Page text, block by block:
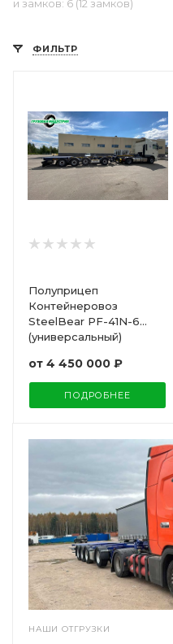
и замков: 6 (12 замков)
ФИЛЬТР
Полуприцеп
Контейнеровоз
SteelBear PF-41N-6
(универсальный)
от 4 450 000 ₽
ПОДРОБНЕЕ
НАШИ ОТГРУЗКИ